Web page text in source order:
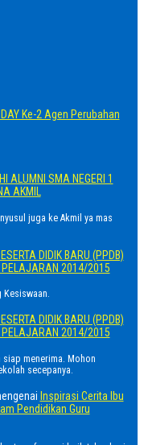
Ke-2 Agen Perubahan
ALUMNI SMA NEGERI 1
AKMIL
juga ke Akmil ya mas
DIDIK BARU (PPDB)
PELAJARAN 2014/2015
Kesiswaan.
DIDIK BARU (PPDB)
PELAJARAN 2014/2015
siap menerima. Mohon
secepanya.
Inspirasi Cerita Ibu
Pendidikan Guru